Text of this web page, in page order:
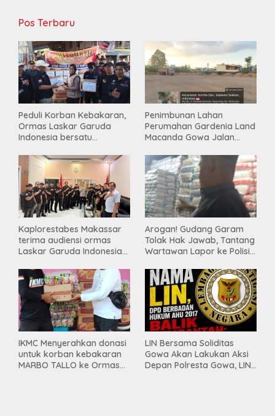
Pos Terbaru
Peduli Korban Kebakaran,
Ormas Laskar Garuda
Indonesia bersatu
Penimbunan Lahan
Perumahan Gardenia Land
Macanda Gowa Jalan
Gunakan Material
Tambang Ilegal
Kaplorestabes Makassar
terima audiensi ormas
Laskar Garuda Indonesia
hingga kegiatan sosial.
Arogan! Gudang Garam
Tolak Hak Jawab, Tantang
Wartawan Lapor ke Polisi
IKMC Menyerahkan donasi
untuk korban kebakaran
MARBO TALLO ke Ormas
LIN Bersama Soliditas
Gowa Akan Lakukan Aksi
Depan Polresta Gowa, LIN